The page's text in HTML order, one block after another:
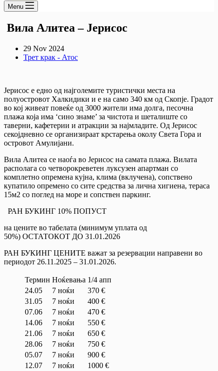
Menu
Вила Алитеа – Јерисос
29 Nov 2024
Трет крак - Атос
Јерисос е едно од најголемите туристички места на
полуостровот Халкидики и е на само 340 км од Скопје. Градот
во кој живеат повеќе од 3000 жители има долга, песочна
плажа која има ‘сино знаме’ за чистота и шеталиште со
таверни, кафетерии и атракции за најмладите. Од Јерисос
секојдневно се организираат крстарења околу Света Гора и
островот Амулијани.
Вила Алитеа се наоѓа во Јерисос на самата плажа. Вилата
располага со четворокреветен луксузен апартман со
комплетно опремена кујна, клима (вклучена), сопствено
купатило опремено со сите средства за лична хигиена, тераса
15м2 со поглед на море и сопствен паркинг.
РАН БУКИНГ 10% ПОПУСТ
на цените во табелата (минимум уплата од
50%) ОСТАТОКОТ ДО 31.01.2026
РАН БУКИНГ ЦЕНИТЕ важат за резервации направени во
периодот 26.11.2025 – 31.01.2026.
Термин Ноќевања 1/4 апп
24.05
7 ноќи
370 €
31.05
7 ноќи
400 €
07.06
7 ноќи
470 €
14.06
7 ноќи
550 €
21.06
7 ноќи
650 €
28.06
7 ноќи
750 €
05.07
7 ноќи
900 €
12.07
7 ноќи
1000 €